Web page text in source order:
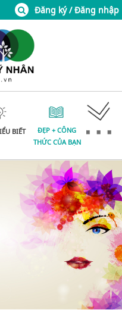
Đăng ký / Đăng nhập
BIẾT
ĐẸP + CÔNG
THỨC CỦA BẠN